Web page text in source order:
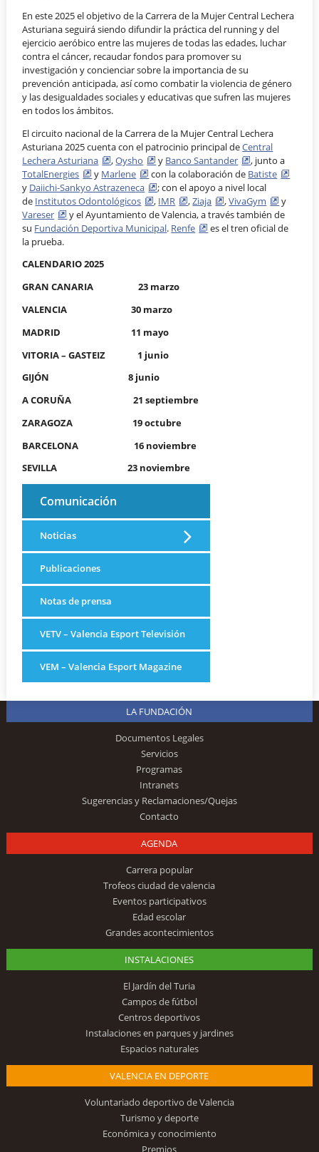
En este 2025 el objetivo de la Carrera de la Mujer Central Lechera
Asturiana seguirá siendo difundir la práctica del running y del
ejercicio aeróbico entre las mujeres de todas las edades, luchar
contra el cáncer, recaudar fondos para promover su
investigación y concienciar sobre la importancia de su
prevención anticipada, así como combatir la violencia de género
y las desigualdades sociales y educativas que sufren las mujeres
en todos los ámbitos.
El circuito nacional de la Carrera de la Mujer Central Lechera
Asturiana 2025 cuenta con el patrocinio principal deCentral
Lechera Asturiana
,Oysho y Banco Santander
, junto a
TotalEnergies
y Marlene con la colaboración de Batiste
y Daiichi-Sankyo Astrazeneca
; con el apoyo a nivel local
de Institutos Odontológicos , IMR ,Ziaja ,VivaGym
y
Vareser
y el Ayuntamiento de Valencia, a través también de
su Fundación Deportiva Municipal. Renfe
es el tren oficial de
la prueba.
CALENDARIO 2025
GRAN CANARIA 23 marzo
VALENCIA 30 marzo
MADRID 11 mayo
VITORIA – GASTEIZ 1 junio
GIJÓN 8 junio
A CORUÑA 21 septiembre
ZARAGOZA 19 octubre
BARCELONA 16 noviembre
SEVILLA 23 noviembre
Comunicación
Noticias
Publicaciones
Notas de prensa
VETV – Valencia Esport Televisión
VEM – Valencia Esport Magazine
LA FUNDACIÓN
Documentos Legales
Servicios
Programas
Intranets
Sugerencias y Reclamaciones/Quejas
Contacto
AGENDA
Carrera popular
Trofeos ciudad de valencia
Eventos participativos
Edad escolar
Grandes acontecimientos
INSTALACIONES
El Jardín del Turia
Campos de fútbol
Centros deportivos
Instalaciones en parques y jardines
Espacios naturales
VALENCIA EN DEPORTE
Voluntariado deportivo de Valencia
Turismo y deporte
Económica y conocimiento
Premios